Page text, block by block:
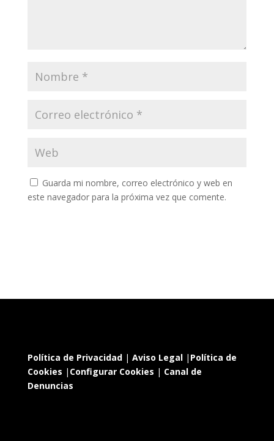
Guarda mi nombre, correo electrónico y web en
este navegador para la próxima vez que comente.
Política de Privacidad| Aviso Legal| Política de
Cookies | Configurar Cookies | Canal de
Denuncias